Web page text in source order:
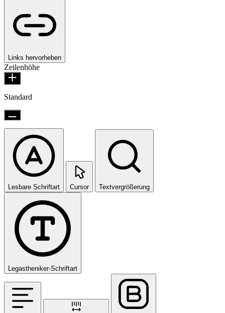
Links hervorheben
Zeilenhöhe
Standard
Lesbare Schriftart Cursor Textvergrößerung
Legastheniker-Schriftart